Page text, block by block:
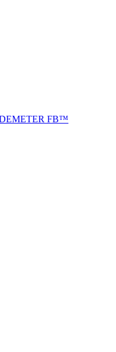
DEMETER FB™